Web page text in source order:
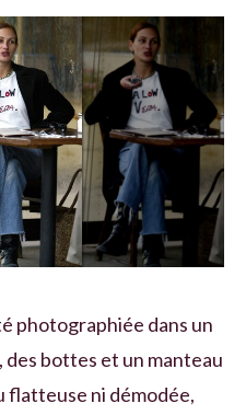
photographiée dans un
bottes et un manteau
flatteuse ni démodée,